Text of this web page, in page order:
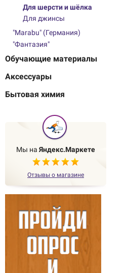
Для шерсти и шёлка
Для джинсы
"Marabu" (Германия)
"Фантазия"
Обучающие материалы
Аксессуары
Бытовая химия
Мы на Яндекс.Маркете
Отзывы о магазине